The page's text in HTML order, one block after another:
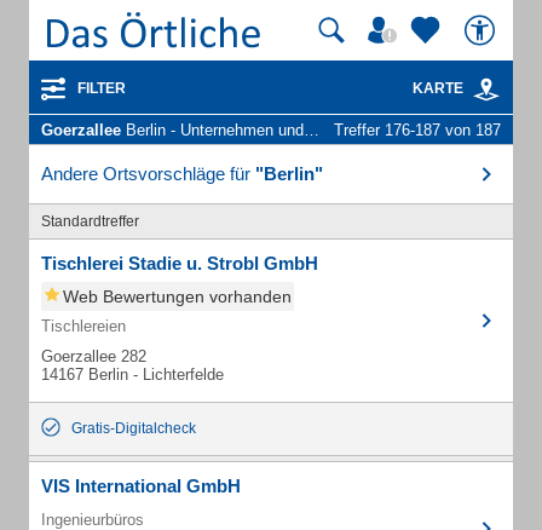
FILTER KARTE
Goerzallee Berlin - Unternehmen und Personen Treffer 176-187 von 187
Andere Ortsvorschläge für "Berlin"
Standardtreffer
Tischlerei Stadie u. Strobl GmbH
Web Bewertungen vorhanden
Tischlereien
Goerzallee 282
14167 Berlin - Lichterfelde
Gratis-Digitalcheck
VIS International GmbH
Ingenieurbüros